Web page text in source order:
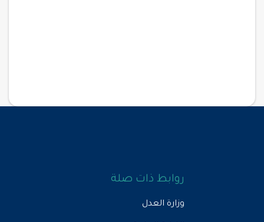
روابط ذات صلة
وزارة العدل